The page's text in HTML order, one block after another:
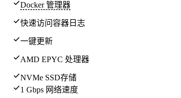
Docker 管理器
快速访问容器日志
一键更新
AMD EPYC 处理器
NVMe SSD存储
1 Gbps 网络速度